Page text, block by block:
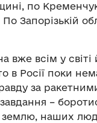
по
Запорізькій
вже всім у
Росії поки
за
–
землю, наших